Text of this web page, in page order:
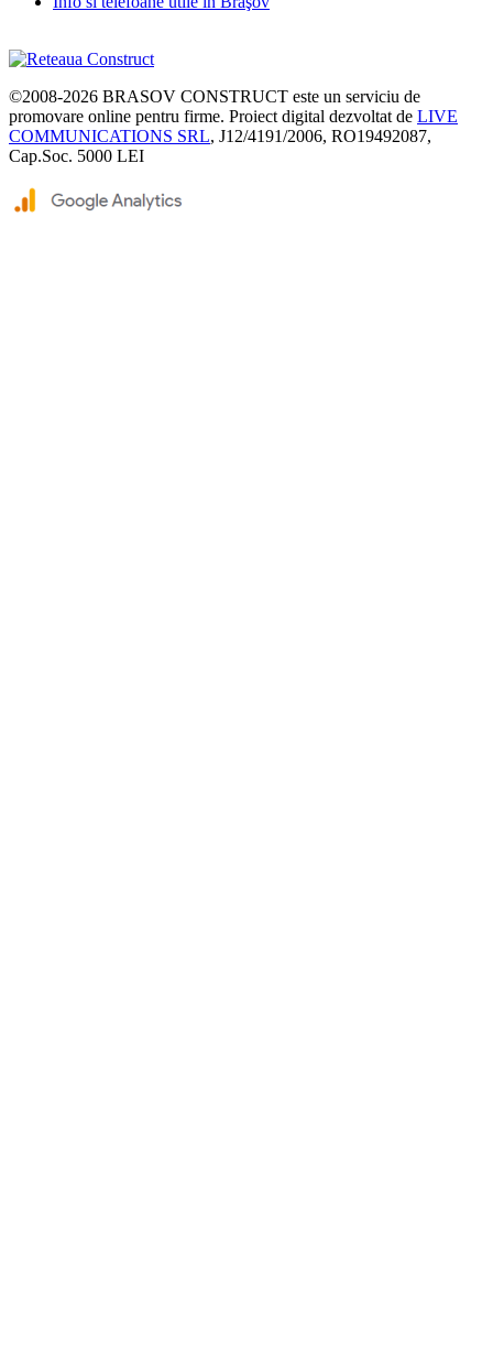
©2008-2026 BRASOV CONSTRUCT este un serviciu de
promovare online pentru firme. Proiect digital dezvoltat de LIVE
COMMUNICATIONS SRL, J12/4191/2006, RO19492087,
Cap.Soc. 5000 LEI